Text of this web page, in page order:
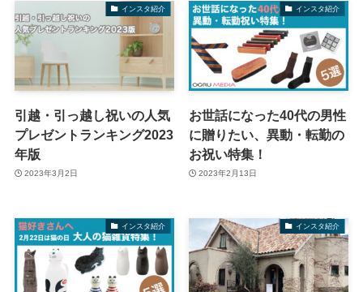
インスタ紹介
引越・引っ越し祝いの人気
プレゼントランキング2023
年版
2023年3月2日
インスタ紹介
お世話になった40代の男性
に贈りたい、異動・転勤の
お祝い特集！
2023年2月13日
インスタ紹介 インスタ紹介